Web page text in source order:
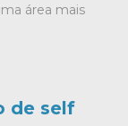
área mais
de self